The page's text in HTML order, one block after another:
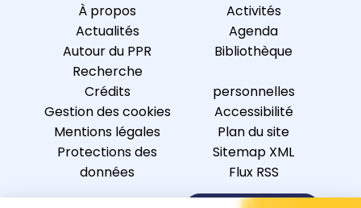
À propos
Actualités
Autour du PPR
Recherche
Activités
Agenda
Bibliothèque
Crédits
Gestion des cookies
Mentions légales
Protections des
données
personnelles
Accessibilité
Plan du site
Sitemap XML
Flux RSS